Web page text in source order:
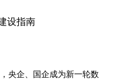
设指南
央企、国企成为新一轮数